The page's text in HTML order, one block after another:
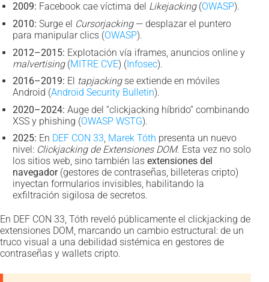
2009: Facebook cae víctima del Likejacking(OWASP).
2010: Surge el Cursorjacking— desplazar el puntero
para manipular clics (OWASP).
2012–2015: Explotación vía iframes, anuncios online y
malvertising(MITRE CVE) (Infosec).
2016–2019: El tapjackingse extiende en móviles
Android (Android Security Bulletin).
2020–2024: Auge del “clickjacking híbrido” combinando
XSS y phishing (OWASP WSTG).
2025: En DEF CON 33, Marek Tóth presenta un nuevo
nivel: Clickjacking de Extensiones DOM. Esta vez no solo
los sitios web, sino también las extensiones del
navegador(gestores de contraseñas, billeteras cripto)
inyectan formularios invisibles, habilitando la
exfiltración sigilosa de secretos.
En DEF CON 33, Tóth reveló públicamente el clickjacking de
extensiones DOM, marcando un cambio estructural: de un
truco visual a una debilidad sistémica en gestores de
contraseñas y wallets cripto.